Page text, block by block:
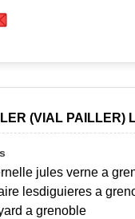
(VIAL PAILLER)
jules verne a
lesdiguieres a
a grenoble